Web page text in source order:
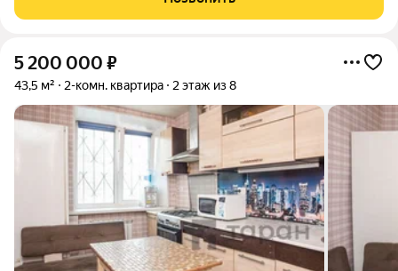
отделкой. Заезжайте и живите! ЖК
5 200 000 ₽
43,5 м² 2-комн. квартира 2 этаж из 8